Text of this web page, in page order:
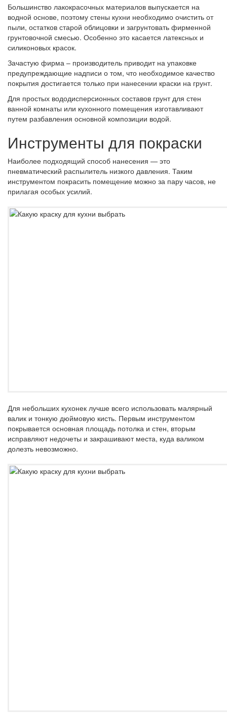
Большинство лакокрасочных материалов выпускается на
водной основе, поэтому стены кухни необходимо очистить от
пыли, остатков старой облицовки и загрунтовать фирменной
грунтовочной смесью. Особенно это касается латексных и
силиконовых красок.
Зачастую фирма – производитель приводит на упаковке
предупреждающие надписи о том, что необходимое качество
покрытия достигается только при нанесении краски на грунт.
Для простых вододисперсионных составов грунт для стен
ванной комнаты или кухонного помещения изготавливают
путем разбавления основной композиции водой.
Инструменты для покраски
Наиболее подходящий способ нанесения — это
пневматический распылитель низкого давления. Таким
инструментом покрасить помещение можно за пару часов, не
прилагая особых усилий.
Для небольших кухонек лучше всего использовать малярный
валик и тонкую дюймовую кисть. Первым инструментом
покрывается основная площадь потолка и стен, вторым
исправляют недочеты и закрашивают места, куда валиком
долезть невозможно.